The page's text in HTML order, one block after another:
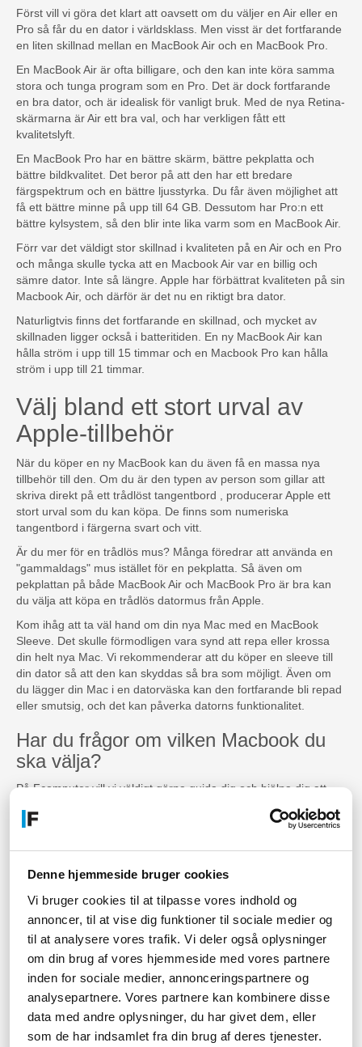
Denne hjemmeside bruger cookies
Vi bruger cookies til at tilpasse vores indhold og
annoncer, til at vise dig funktioner til sociale medier og
til at analysere vores trafik. Vi deler også oplysninger
om din brug af vores hjemmeside med vores partnere
inden for sociale medier, annonceringspartnere og
analysepartnere. Vores partnere kan kombinere disse
data med andre oplysninger, du har givet dem, eller
som de har indsamlet fra din brug af deres tjenester.
Först vill vi göra det klart att oavsett om du väljer en Air eller en
Pro så får du en dator i världsklass. Men visst är det fortfarande
en liten skillnad mellan en MacBook Air och en MacBook Pro.
En MacBook Air är ofta billigare, och den kan inte köra samma
stora och tunga program som en Pro. Det är dock fortfarande
en bra dator, och är idealisk för vanligt bruk. Med de nya Retina-
skärmarna är Air ett bra val, och har verkligen fått ett
kvalitetslyft.
En MacBook Pro har en bättre skärm, bättre pekplatta och
bättre bildkvalitet. Det beror på att den har ett bredare
färgspektrum och en bättre ljusstyrka. Du får även möjlighet att
få ett bättre minne på upp till 64 GB. Dessutom har Pro:n ett
bättre kylsystem, så den blir inte lika varm som en MacBook Air.
Förr var det väldigt stor skillnad i kvaliteten på en Air och en Pro
och många skulle tycka att en Macbook Air var en billig och
sämre dator. Inte så längre. Apple har förbättrat kvaliteten på sin
Macbook Air, och därför är det nu en riktigt bra dator.
Naturligtvis finns det fortfarande en skillnad, och mycket av
skillnaden ligger också i batteritiden. En ny MacBook Air kan
hålla ström i upp till 15 timmar och en Macbook Pro kan hålla
ström i upp till 21 timmar.
Välj bland ett stort urval av
Apple-tillbehör
När du köper en ny MacBook kan du även få en massa nya
tillbehör till den. Om du är den typen av person som gillar att
skriva direkt på ett trådlöst tangentbord , producerar Apple ett
stort urval som du kan köpa. De finns som numeriska
tangentbord i färgerna svart och vitt.
Är du mer för en trådlös mus? Många föredrar att använda en
"gammaldags" mus istället för en pekplatta. Så även om
pekplattan på både MacBook Air och MacBook Pro är bra kan
du välja att köpa en trådlös datormus från Apple.
Kom ihåg att ta väl hand om din nya Mac med en MacBook
Sleeve. Det skulle förmodligen vara synd att repa eller krossa
din helt nya Mac. Vi rekommenderar att du köper en sleeve till
din dator så att den kan skyddas så bra som möjligt. Även om
du lägger din Mac i en datorväska kan den fortfarande bli repad
eller smutsig, och det kan påverka datorns funktionalitet.
Har du frågor om vilken Macbook du
ska välja?
På Fcomputer vill vi väldigt gärna guida dig och hjälpa dig att
gärna till även med andra frågor, så tveka inte att kontakta oss.
Vanliga frågor om Macbooks
Hur tar man en skärmdump på en
Macbook?
Om du vill ta en skärmdump på din Mac finns det 3 tangenter du
måste hålla nere, och det kan göras på två sätt:
Helskärm: shift, kommando, 3.
Delar av skärmen: shift, kommando 4.
Hur gör man trunk a på en Macbook?